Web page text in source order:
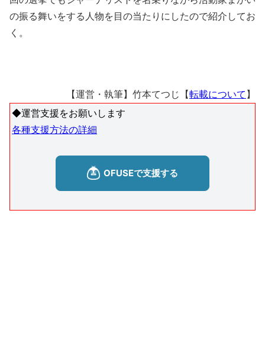
の振る舞いをする人物を目の当たりにしたので紹介してお
く。
【運営・執筆】竹本てつじ【転載について 】
◆運営支援をお願いします
各種支援方法の詳細